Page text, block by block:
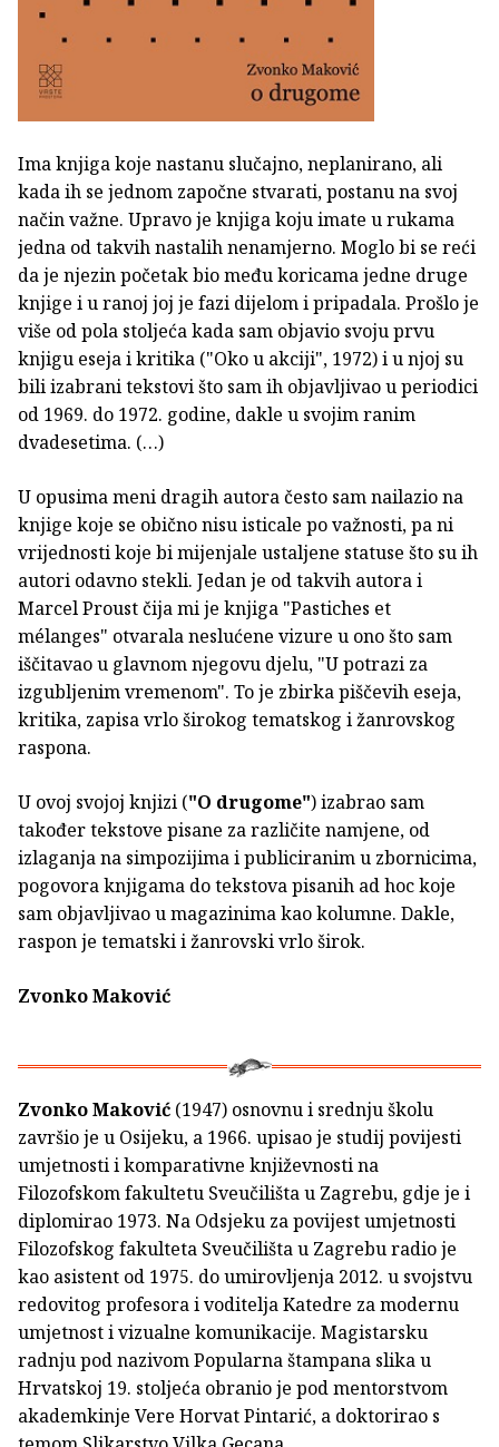
Ima knjiga koje nastanu slučajno, neplanirano, ali
kada ih se jednom započne stvarati, postanu na svoj
način važne. Upravo je knjiga koju imate u rukama
jedna od takvih nastalih nenamjerno. Moglo bi se reći
da je njezin početak bio među koricama jedne druge
knjige i u ranoj joj je fazi dijelom i pripadala. Prošlo je
više od pola stoljeća kada sam objavio svoju prvu
knjigu eseja i kritika ("Oko u akciji", 1972) i u njoj su
bili izabrani tekstovi što sam ih objavljivao u periodici
od 1969. do 1972. godine, dakle u svojim ranim
dvadesetima. (…)
U opusima meni dragih autora često sam nailazio na
knjige koje se obično nisu isticale po važnosti, pa ni
vrijednosti koje bi mijenjale ustaljene statuse što su ih
autori odavno stekli. Jedan je od takvih autora i
Marcel Proust čija mi je knjiga "Pastiches et
mélanges" otvarala neslućene vizure u ono što sam
iščitavao u glavnom njegovu djelu, "U potrazi za
izgubljenim vremenom". To je zbirka piščevih eseja,
kritika, zapisa vrlo širokog tematskog i žanrovskog
raspona.
U ovoj svojoj knjizi ("O drugome") izabrao sam
također tekstove pisane za različite namjene, od
izlaganja na simpozijima i publiciranim u zbornicima,
pogovora knjigama do tekstova pisanih ad hoc koje
sam objavljivao u magazinima kao kolumne. Dakle,
raspon je tematski i žanrovski vrlo širok.
Zvonko Maković
Zvonko Maković (1947) osnovnu i srednju školu
završio je u Osijeku, a 1966. upisao je studij povijesti
umjetnosti i komparativne književnosti na
Filozofskom fakultetu Sveučilišta u Zagrebu, gdje je i
diplomirao 1973. Na Odsjeku za povijest umjetnosti
Filozofskog fakulteta Sveučilišta u Zagrebu radio je
kao asistent od 1975. do umirovljenja 2012. u svojstvu
redovitog profesora i voditelja Katedre za modernu
umjetnost i vizualne komunikacije. Magistarsku
radnju pod nazivom Popularna štampana slika u
Hrvatskoj 19. stoljeća obranio je pod mentorstvom
akademkinje Vere Horvat Pintarić, a doktorirao s